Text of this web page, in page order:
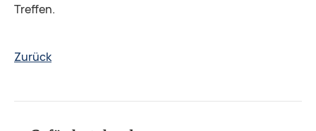
Treffen.
Zurück